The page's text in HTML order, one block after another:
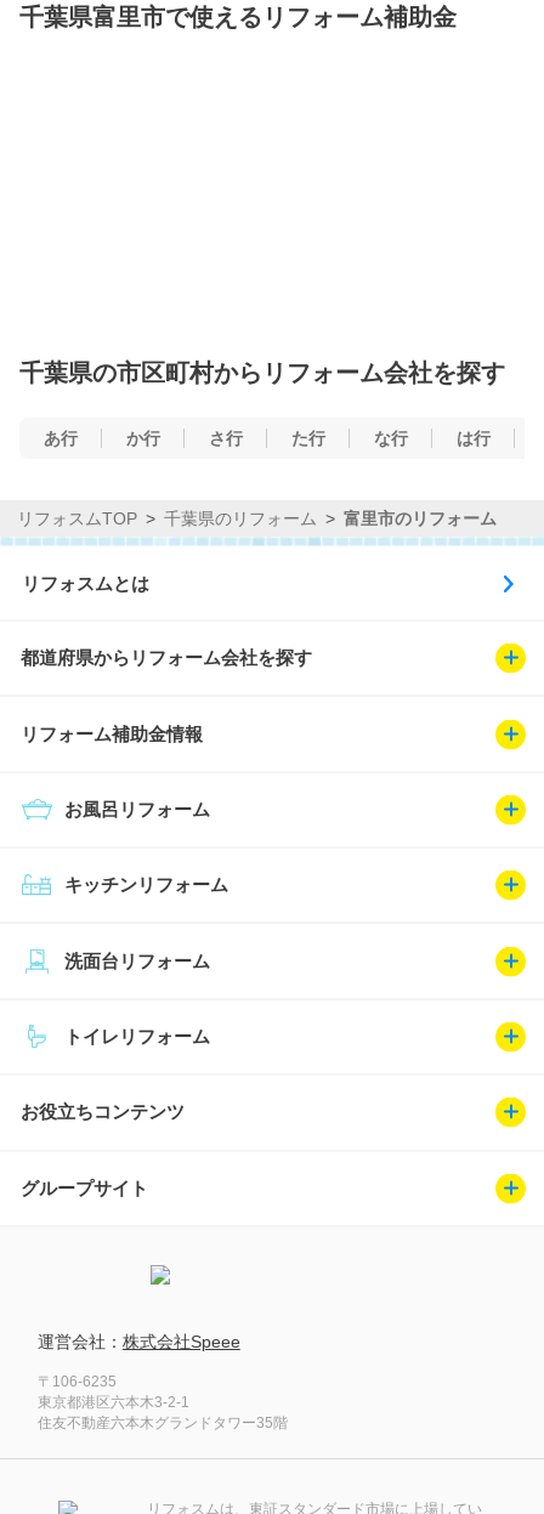
千葉県富里市で使えるリフォーム補助金
千葉県の市区町村からリフォーム会社を探す
あ行 か行 さ行 た行 な行 は行
リフォスムTOP 千葉県のリフォーム 富里市のリフォーム
リフォスムとは
都道府県からリフォーム会社を探す
リフォーム補助金情報
キッチンリフォーム
お風呂リフォーム
トイレリフォーム
洗面台リフォーム
お役立ちコンテンツ
グループサイト
運営会社： 株式会社Speee
〒106-6235
東京都港区六本木3-2-1
住友不動産六本木グランドタワー35階
リフォスムは、東証スタンダード市場に上場してい